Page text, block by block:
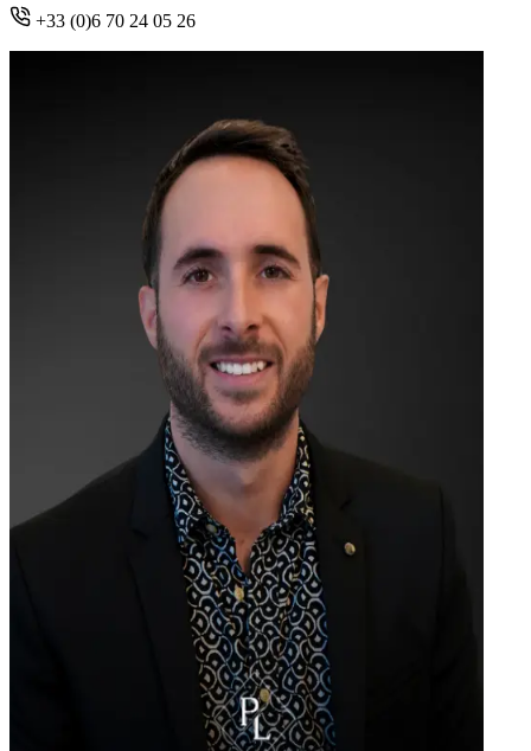
+33 (0)6 70 24 05 26